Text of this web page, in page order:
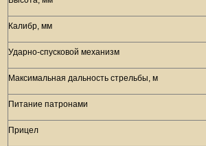
Калибр, мм
Ударно-спусковой механизм
Максимальная дальность стрельбы, м
Питание патронами
Прицел